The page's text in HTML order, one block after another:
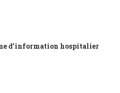
d’information hospitalier